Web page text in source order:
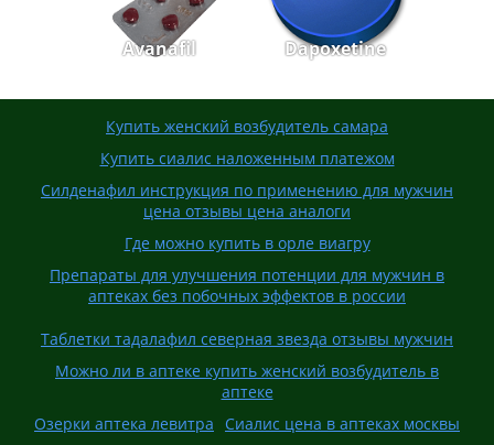
Avanafil Dapoxetine
Купить женский возбудитель самара
Купить сиалис наложенным платежом
Силденафил инструкция по применению для мужчин
цена отзывы цена аналоги
Где можно купить в орле виагру
Препараты для улучшения потенции для мужчин в
аптеках без побочных эффектов в россии
Таблетки тадалафил северная звезда отзывы мужчин
Можно ли в аптеке купить женский возбудитель в
аптеке
Озерки аптека левитра Сиалис цена в аптеках москвы